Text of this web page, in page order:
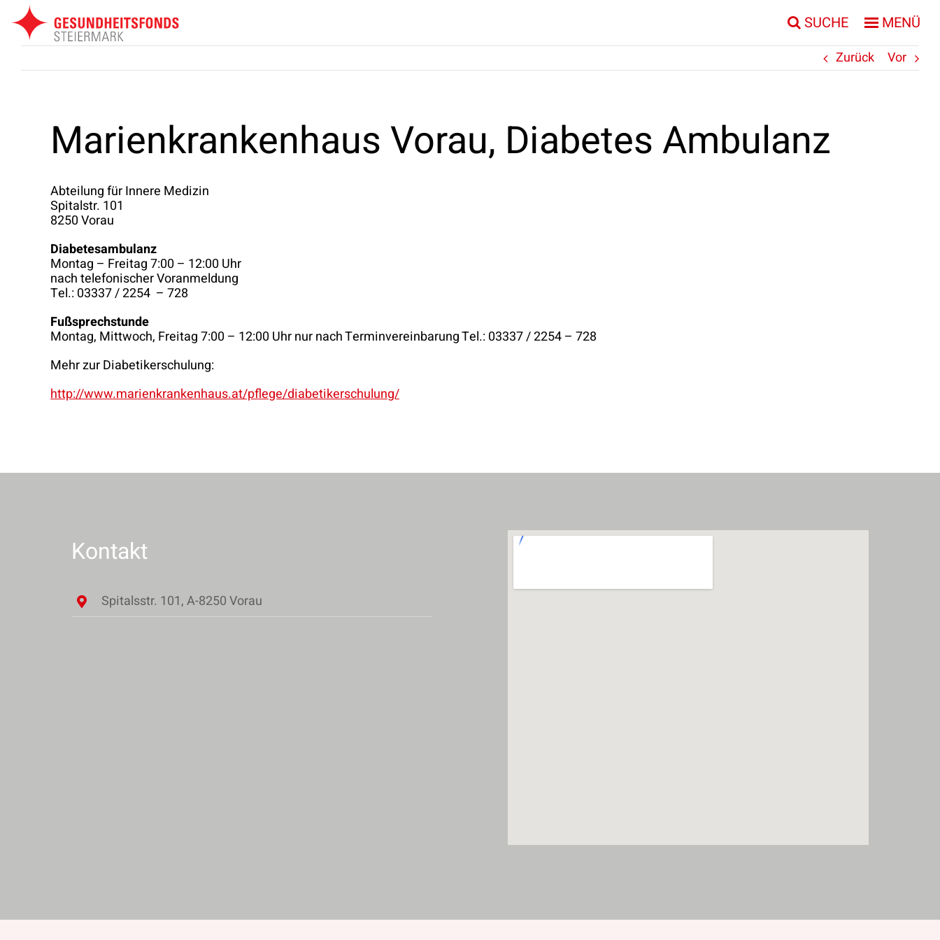
Inhalt
springen
SUCHE MENÜ
Zurück Vor
Marienkrankenhaus Vorau, Diabetes Ambulanz
Abteilung für Innere Medizin
Spitalstr. 101
8250 Vorau
Diabetesambulanz
Montag – Freitag 7:00 – 12:00 Uhr
nach telefonischer Voranmeldung
Tel.: 03337 / 2254 – 728
Fußsprechstunde
Montag, Mittwoch, Freitag 7:00 – 12:00 Uhr nur nach Terminvereinbarung Tel.: 03337 / 2254 – 728
Mehr zur Diabetikerschulung:
http://www.marienkrankenhaus.at/pflege/diabetikerschulung/
Kontakt
Spitalsstr. 101, A-8250 Vorau